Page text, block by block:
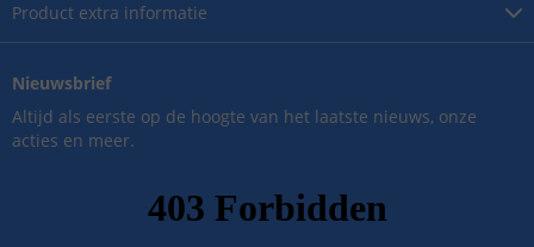
Product extra informatie
Nieuwsbrief
Altijd als eerste op de hoogte van het laatste nieuws, onze
acties en meer.